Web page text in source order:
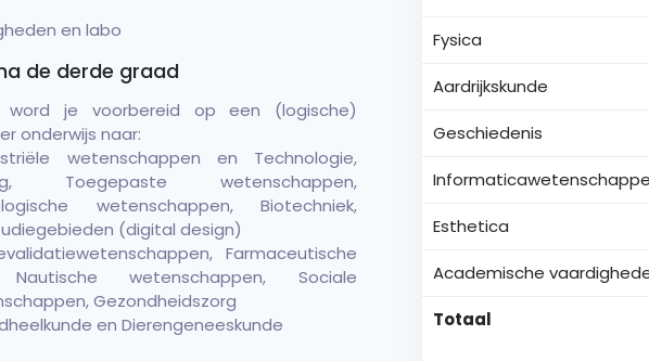
en labo
de derde graad
word je voorbereid op een (logische)
onderwijs naar:
wetenschappen en Technologie,
Toegepaste wetenschappen,
wetenschappen, Biotechniek,
(digital design)
Farmaceutische
Nautische wetenschappen, Sociale
Gezondheidszorg
en Dierengeneeskunde
Fysica
Aardrijkskunde
Geschiedenis
Esthetica
Academische
Totaal